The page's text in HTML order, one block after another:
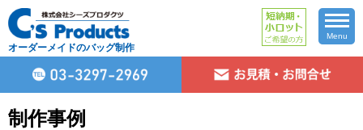
オーダーメイドのバッグ制作
Menu
制作事例